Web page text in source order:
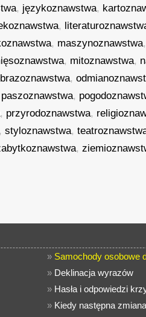
, językoznawstwa,
,
, maszynoznawstwa,
, mitoznawstwa,
,
paszoznawstwa,
, przyrodoznawstwa,
styloznawstwa,
,
» Samochody osobowe
» Deklinacja wyrazów
» Hasła i odpowiedzi
» Kiedy następna